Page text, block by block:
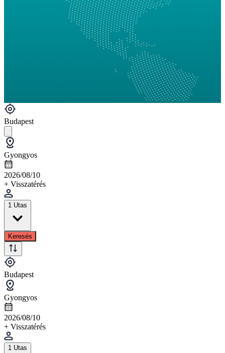
Budapest
Gyongyos
2026/08/10
+ Visszatérés
1 Utas
Keresés
Budapest
Gyongyos
2026/08/10
+ Visszatérés
1 Utas